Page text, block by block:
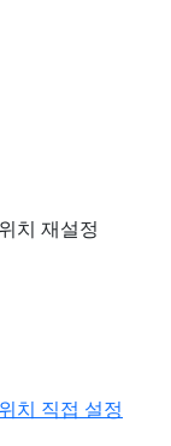
위치 재설정
위치 직접 설정